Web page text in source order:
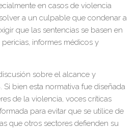
en casos de violencia
a un culpable que condenar a
que las sentencias se basen en
informes médicos y
sobre el alcance y
bien esta normativa fue diseñada
de la violencia, voces críticas
para evitar que se utilice de
que otros sectores defienden su